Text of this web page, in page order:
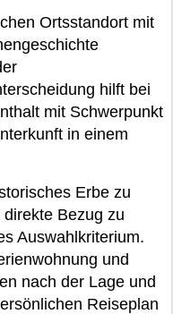
Ortsstandort mit
hilft bei
mit Schwerpunkt
in einem
Erbe zu
Bezug zu
Auswahlkriterium.
und
nach der Lage und
Reiseplan